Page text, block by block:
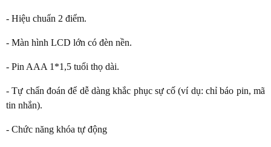
- Hiệu chuẩn 2 điểm.
- Màn hình LCD lớn có đèn nền.
- Pin AAA 1*1,5 tuổi thọ dài.
- Tự chẩn đoán để dễ dàng khắc phục sự cố (ví dụ: chỉ báo pin, mã
tin nhắn).
- Chức năng khóa tự động